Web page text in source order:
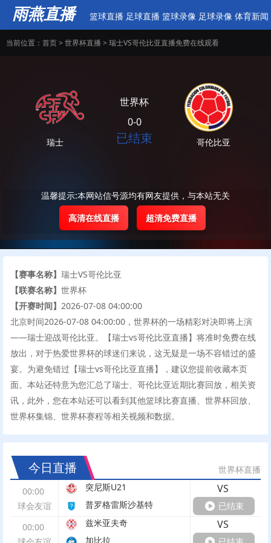
雨燕直播 篮球直播 足球直播 篮球录像 足球录像 体育新闻
当前位置： 首页> 世界杯直播> 瑞士VS哥伦比亚直播免费在线观看
瑞士
世界杯
0-0
已结束 哥伦比亚
温馨提示:本网站信号源均有网友提供，与本站无关
高清在线直播
超清免费直播
【赛事名称】 瑞士VS哥伦比亚
【联赛名称】 世界杯
【开赛时间】 2026-07-08 04:00:00
北京时间2026-07-08 04:00:00，世界杯的一场精彩对决即将上演
——瑞士迎战哥伦比亚。【瑞士vs哥伦比亚直播】将准时免费在线
放出，对于热爱世界杯的球迷们来说，这无疑是一场不容错过的盛
宴。为避免错过【瑞士vs哥伦比亚直播】，建议您提前收藏本页
面。本站还特意为您汇总了瑞士、哥伦比亚近期比赛回放，相关资
讯，此外，您在本站还可以看到其他篮球比赛直播、世界杯回放、
世界杯集锦、世界杯赛程等相关视频和数据。
今日直播
世界杯直播
00:00
球会友谊
突尼斯U21 VS
普罗格雷斯沙基特
已结束
00:00
兹米亚夫奇 VS
加比拉